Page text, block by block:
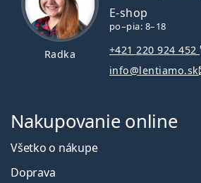
Radka
E-shop
po–pia: 8–18
+421 220 924 452
info@lentiamo.sk
Nakupovanie online
Všetko o nákupe
Doprava